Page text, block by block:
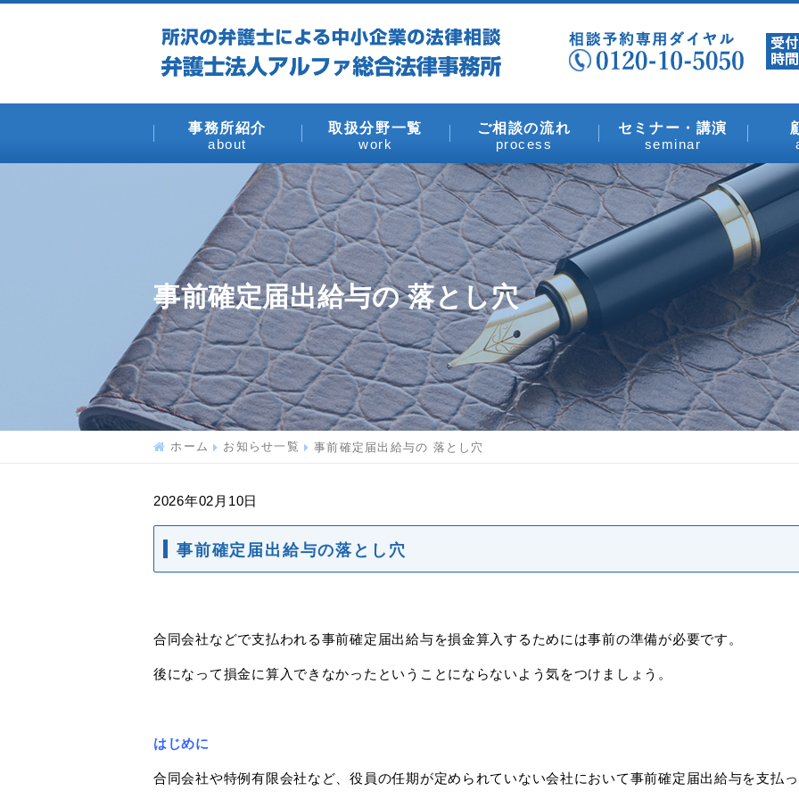
事務所紹介
about
取扱分野一覧
work
ご相談の流れ
process
セミナー・講演
seminar
事前確定届出給与の 落とし穴
ホーム お知らせ一覧 事前確定届出給与の 落とし穴
2026年02月10日
事前確定届出給与の落とし穴
合同会社などで支払われる事前確定届出給与を損金算入するためには事前の準備が必要です。
後になって損金に算入できなかったということにならないよう気をつけましょう。
はじめに
合同会社や特例有限会社など、役員の任期が定められていない会社において事前確定届出給与を支払